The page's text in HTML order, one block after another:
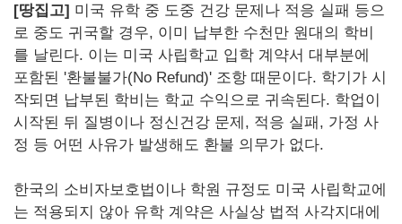
[땅집고] 미국 유학 중 도중 건강 문제나 적응 실패 등으
로 중도 귀국할 경우, 이미 납부한 수천만 원대의 학비
를 날린다. 이는 미국 사립학교 입학 계약서 대부분에
포함된 '환불불가(No Refund)' 조항 때문이다. 학기가 시
작되면 납부된 학비는 학교 수익으로 귀속된다. 학업이
시작된 뒤 질병이나 정신건강 문제, 적응 실패, 가정 사
정 등 어떤 사유가 발생해도 환불 의무가 없다.
한국의 소비자보호법이나 학원 규정도 미국 사립학교에
는 적용되지 않아 유학 계약은 사실상 법적 사각지대에